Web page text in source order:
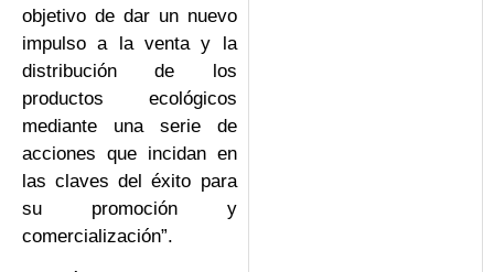
objetivo de dar un nuevo
impulso a la venta y la
distribución de los
productos ecológicos
mediante una serie de
acciones que incidan en
las claves del éxito para
su promoción y
comercialización”.